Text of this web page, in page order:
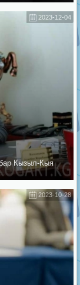
2023-12-04
Кызыл-Кыя
2023-10-28